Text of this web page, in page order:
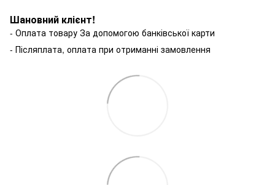
Шановний клієнт!
- Оплата товару За допомогою банківської карти
- Післяплата, оплата при отриманні замовлення